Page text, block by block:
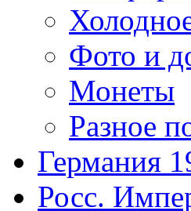
Фото и
Монеты
Разное
Германия
Росс.